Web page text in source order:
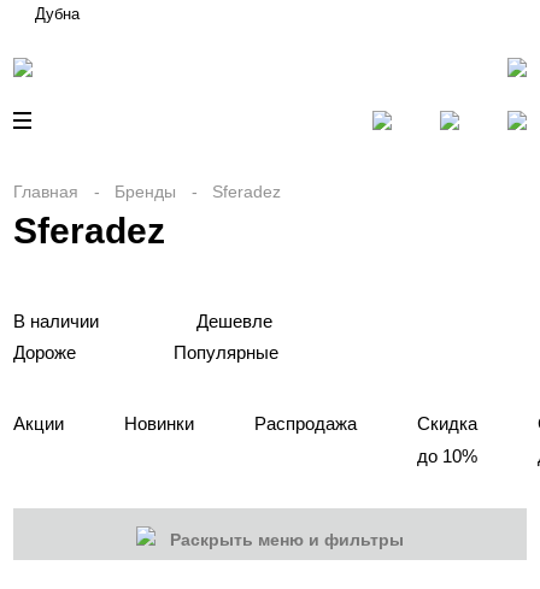
Дубна
Главная Бренды Sferadez
Sferadez
В наличии
Дешевле
Дороже
Популярные
Акции Новинки Распродажа
Скидка
до 10%
Раскрыть меню и фильтры